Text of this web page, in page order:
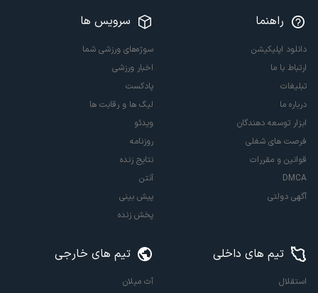
راهنما
دانلود اپلیکیشن
ارتباط با ما
تبلیغات
درباره ما
ابزار توسعه دهندگان
فرصت های شغلی
قوانین و مقررات
DMCA
آگهی دولتی
سرویس ها
سوژه‌های ورزشی شما
اخبار ورزشی
پادکست
لیگ ها و رقابت ها
ویدئو
روزنامه
نتایج زنده
آنتن
پیش بینی
پخش زنده
تیم های داخلی
استقلال
تیم های خارجی
آث میلان